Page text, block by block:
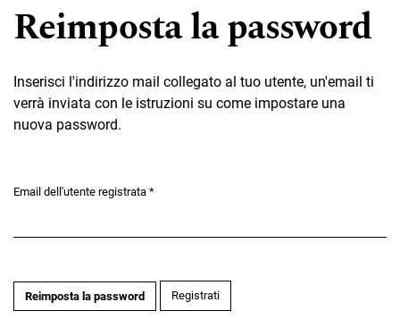
Reimposta la password
Inserisci l'indirizzo mail collegato al tuo utente, un'email ti
verrà inviata con le istruzioni su come impostare una
nuova password.
Email dell'utente registrata *
Reimposta la password Registrati